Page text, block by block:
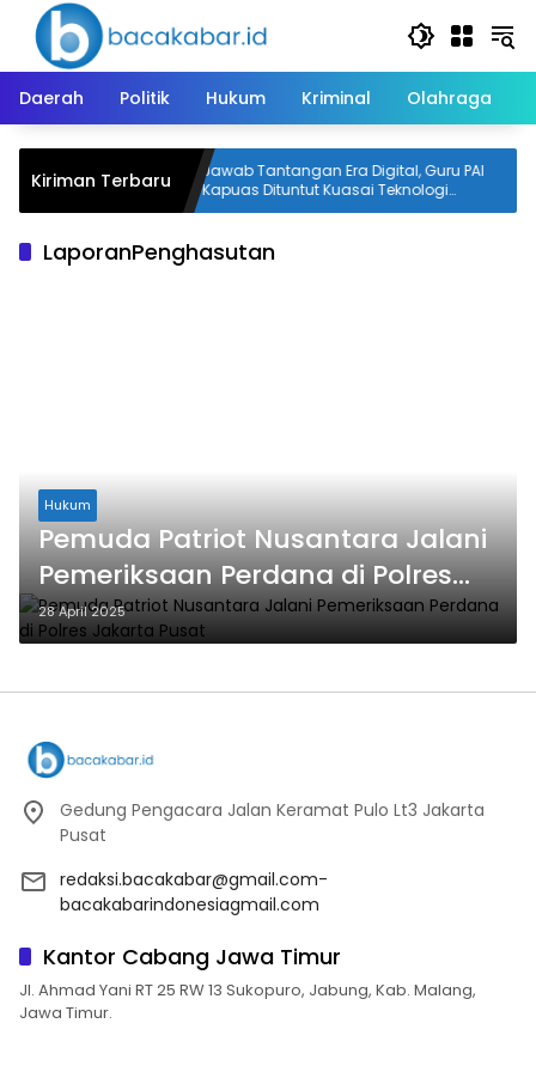
Langsung
konten
Daerah
Politik Hukum Kriminal Olahraga
Kiriman Terbaru
ke-23
Empat
Jawab Tantangan Era Digital, Guru PAI
Kapuas Dituntut Kuasai Teknologi
Artificial Intelligence
LaporanPenghasutan
Hukum
Pemuda Patriot Nusantara Jalani
Pemeriksaan Perdana di Polres
Jakarta Pusat
28 April 2025
Gedung Pengacara Jalan Keramat Pulo Lt3 Jakarta
Pusat
redaksi.bacakabar@gmail.com-
bacakabarindonesiagmail.com
Kantor Cabang Jawa Timur
Jl. Ahmad Yani RT 25 RW 13 Sukopuro, Jabung, Kab. Malang,
Jawa Timur.